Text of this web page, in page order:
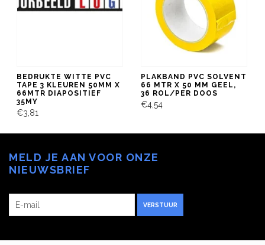
BEDRUKTE WITTE PVC
TAPE 3 KLEUREN 50MM X
66MTR DIAPOSITIEF
35MY
€3,81
PLAKBAND PVC SOLVENT
66 MTR X 50 MM GEEL,
36 ROL/PER DOOS
€4,54
MELD JE AAN VOOR ONZE
NIEUWSBRIEF
VERSTUUR